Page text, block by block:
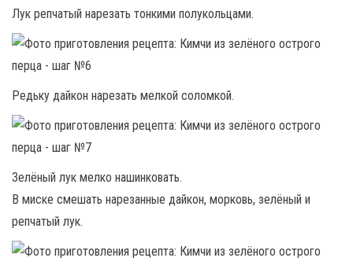
Лук репчатый нарезать тонкими полукольцами.
Редьку дайкон нарезать мелкой соломкой.
Зелёный лук мелко нашинковать.
В миске смешать нарезанные дайкон, морковь, зелёный и
репчатый лук.